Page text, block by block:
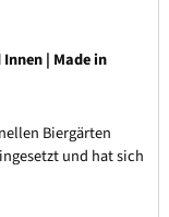
| Made in
Biergärten
und hat sich